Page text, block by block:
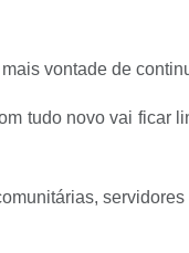
vontade de
tudo novo vai ficar